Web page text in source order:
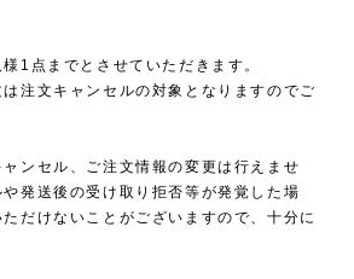
1点までとさせていただきます。
注文キャンセルの対象となりますのでご
ンセル、ご注文情報の変更は行えませ
発送後の受け取り拒否等が発覚した場
だけないことがございますので、十分に